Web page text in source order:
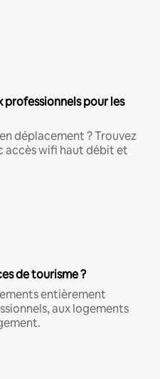
professionnels pour les
déplacement ? Trouvez
accès wifi haut débit et
de tourisme ?
entièrement
aux logements